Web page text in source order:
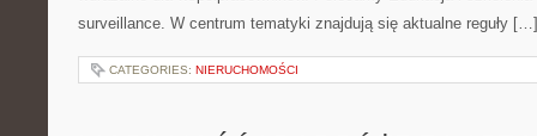
surveillance. W centrum tematyki znajdują się aktualne reguły […]
CATEGORIES: NIERUCHOMOŚCI